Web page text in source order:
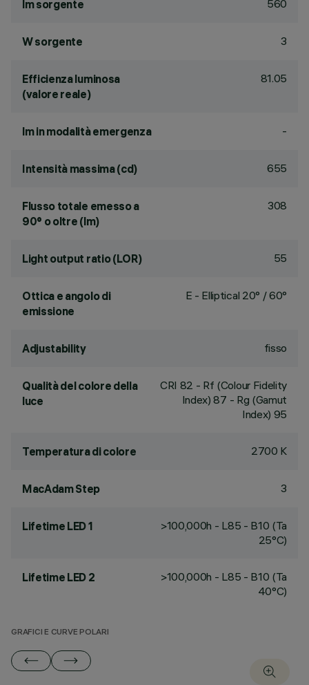
lm sorgente 560
W sorgente 3
Efficienza luminosa
(valore reale)
81.05
lm in modalità emergenza -
Intensità massima (cd) 655
Flusso totale emesso a
90° o oltre (lm)
308
Light output ratio (LOR) 55
Ottica e angolo di
emissione
E - Elliptical 20° / 60°
Adjustability fisso
Qualità del colore della
luce
CRI 82 - Rf (Colour Fidelity
Index) 87 - Rg (Gamut
Index) 95
Temperatura di colore 2700 K
MacAdam Step 3
Lifetime LED 1
>100,000h - L85 - B10 (Ta
25°C)
Lifetime LED 2
>100,000h - L85 - B10 (Ta
40°C)
GRAFICI E CURVE POLARI